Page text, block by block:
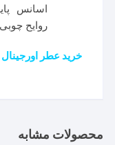
اسانس
روایح چوبی
خرید عطر
محصولات مشابه